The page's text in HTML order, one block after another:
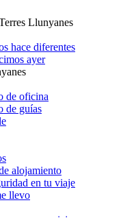
Llunyanes
hace diferentes
ayer
de oficina
de guías
alojamiento
en tu viaje
llevo